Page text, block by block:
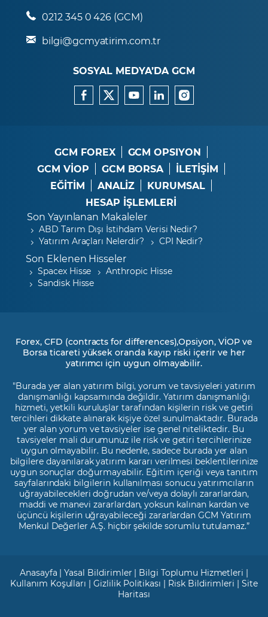
0212 345 0 426 (GCM)
bilgi@gcmyatirim.com.tr
SOSYAL MEDYA’DA GCM
GCM FOREX
GCM OPSIYON
GCM VİOP
GCM BORSA
İLETİŞİM
EĞİTİM
ANALİZ
KURUMSAL
HESAP İŞLEMLERİ
Son Yayınlanan Makaleler
ABD Tarım Dışı İstihdam Verisi Nedir?
Yatırım Araçları Nelerdir?
CPI Nedir?
Son Eklenen Hisseler
Spacex Hisse
Anthropic Hisse
Sandisk Hisse
Forex, CFD (contracts for differences),Opsiyon, VİOP ve
Borsa ticareti yüksek oranda kayıp riski içerir ve her
yatırımcı için uygun olmayabilir.
"Burada yer alan yatırım bilgi, yorum ve tavsiyeleri yatırım
danışmanlığı kapsamında değildir. Yatırım danışmanlığı
hizmeti, yetkili kuruluşlar tarafından kişilerin risk ve getiri
tercihleri dikkate alınarak kişiye özel sunulmaktadır. Burada
yer alan yorum ve tavsiyeler ise genel niteliktedir. Bu
tavsiyeler mali durumunuz ile risk ve getiri tercihlerinize
uygun olmayabilir. Bu nedenle, sadece burada yer alan
bilgilere dayanılarak yatırım kararı verilmesi beklentilerinize
uygun sonuçlar doğurmayabilir. Eğitim içeriği veya tanıtım
sayfalarındaki bilgilerin kullanılması sonucu yatırımcıların
uğrayabilecekleri doğrudan ve/veya dolaylı zararlardan,
maddi ve manevi zararlardan, yoksun kalınan kardan ve
üçüncü kişilerin uğrayabileceği zararlardan GCM Yatırım
Menkul Değerler A.Ş. hiçbir şekilde sorumlu tutulamaz.”
Anasayfa |Yasal Bildirimler | Bilgi Toplumu Hizmetleri |
Kullanım Koşulları |Gizlilik Politikası | Risk Bildirimleri |Site
Haritası